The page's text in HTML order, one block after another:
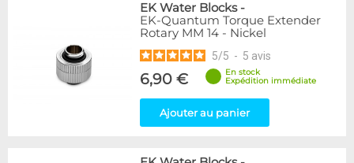
EK Water Blocks-
EK-Quantum Torque Extender
Rotary MM 14 - Nickel
5/5 - 5 avis
6,90 €
En stock
Expédition immédiate
Ajouter au panier